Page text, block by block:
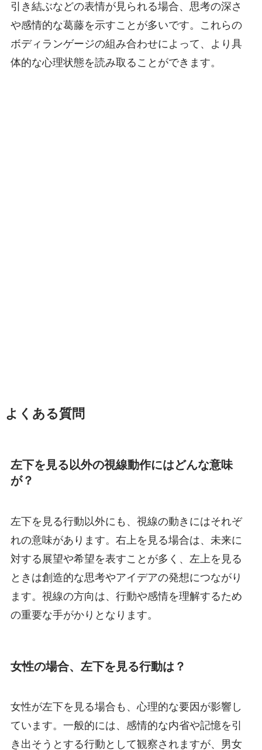
引き結ぶなどの表情が見られる場合、思考の深さ
や感情的な葛藤を示すことが多いです。これらの
ボディランゲージの組み合わせによって、より具
体的な心理状態を読み取ることができます。
よくある質問
左下を見る以外の視線動作にはどんな意味
が？
左下を見る行動以外にも、視線の動きにはそれぞ
れの意味があります。右上を見る場合は、未来に
対する展望や希望を表すことが多く、左上を見る
ときは創造的な思考やアイデアの発想につながり
ます。視線の方向は、行動や感情を理解するため
の重要な手がかりとなります。
女性の場合、左下を見る行動は？
女性が左下を見る場合も、心理的な要因が影響し
ています。一般的には、感情的な内省や記憶を引
き出そうとする行動として観察されますが、男女